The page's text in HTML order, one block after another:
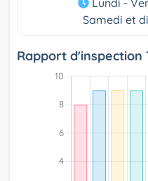
Samedi et
Rapport d'inspection